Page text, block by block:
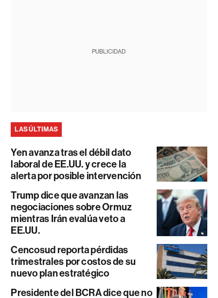
PUBLICIDAD
LAS ÚLTIMAS
Yen avanza tras el débil dato
laboral de EE.UU. y crece la
alerta por posible intervención
Trump dice que avanzan las
negociaciones sobre Ormuz
mientras Irán evalúa veto a
EE.UU.
Cencosud reporta pérdidas
trimestrales por costos de su
nuevo plan estratégico
Presidente del BCRA dice que no